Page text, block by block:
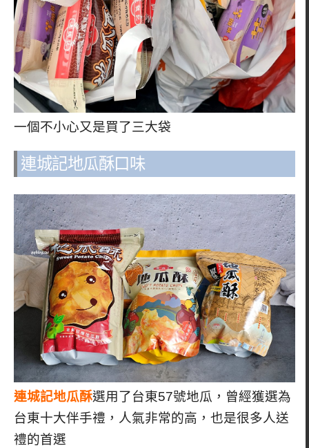
一個不小心又是買了三大袋
連城記地瓜酥口味
連城記地瓜酥選用了台東57號地瓜，曾經獲選為
台東十大伴手禮，人氣非常的高，也是很多人送
禮的首選